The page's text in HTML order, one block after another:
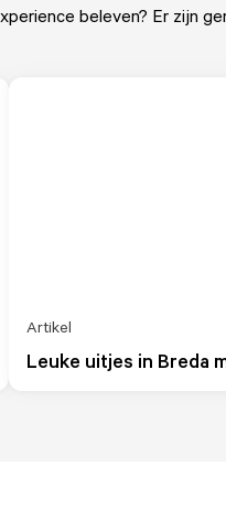
beleven? Er zijn
Leuke uitjes in Breda
Artikel